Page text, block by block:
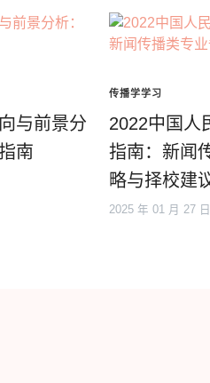
与前景分
南
传播学学习
2022中国人
指南：新闻
略与择校建
2025 年 01 月 27 日